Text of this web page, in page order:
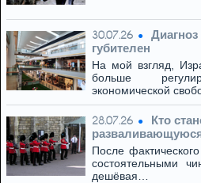
30.07.26
губителен
На мой взгляд,
больше
экономической
28.07.26
Кто
После
состоятельными
дешёвая…